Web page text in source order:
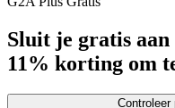
Sluit je gratis
11% korting om
Controleer